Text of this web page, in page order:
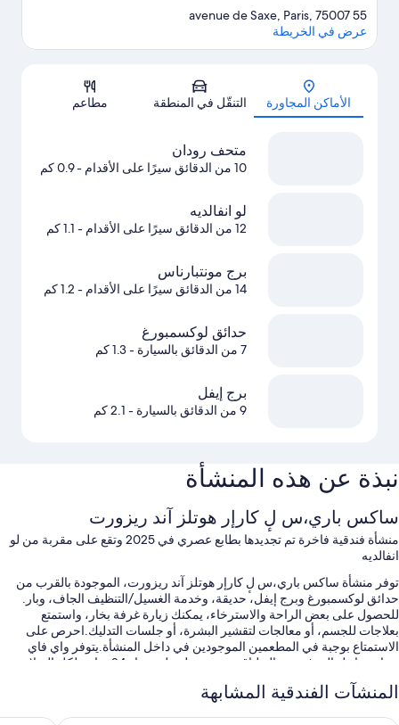
الخريطة
55 avenue de Saxe, Paris, 75007
عرض في الخريطة
الأماكن المجاورة التنقّل في المنطقة مطاعم
متحف رودان
10 من الدقائق سيرًا على الأقدام - 0.9 كم
لو انفالديه
12 من الدقائق سيرًا على الأقدام - 1.1 كم
برج مونتبارناس
14 من الدقائق سيرًا على الأقدام - 1.2 كم
حدائق لوكسمبورغ
7 من الدقائق بالسيارة - 1.3 كم
برج إيفل
9 من الدقائق بالسيارة - 2.1 كم
نبذة عن هذه المنشأة
ساكس باري،س لٕ كارإر هوتلز آند ريزورت
منشأة فندقية فاخرة تم تجديدها بطابع عصري في 2025 وتقع على مقربة من لو
انفالديه
توفر منشأة ساكس باري،س لٕ كارإر هوتلز آند ريزورت، الموجودة بالقرب من
حدائق لوكسمبورغ وبرج إيفل، حديقة، وخدمة الغسيل/التنظيف الجاف، وبار.
للحصول على بعض الراحة والاسترخاء، يمكنك زيارة غرفة بخار، واستمتع
بعلاجات للجسم، أو معالجات لتقشير البشرة، أو جلسات التدليك.احرص على
الاستمتاع بوجبة في المطعمين الموجودين في داخل المنشأة.يتوفر واي فاي
مجاني داخل الغرفة، وصالة لياقة بدنية تعمل على مدار 24 ساعة لكل النزلاء.
ستستمتع أيضًا بالامتيازات التالية في أثناء إقامتك:
حمام سباحة مكشوف
المنشآت الفندقية المشابهة